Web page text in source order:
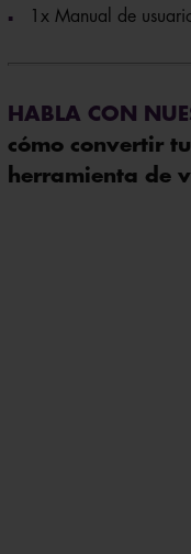
1x Manual de
HABLA CON
cómo convertir
herramienta de